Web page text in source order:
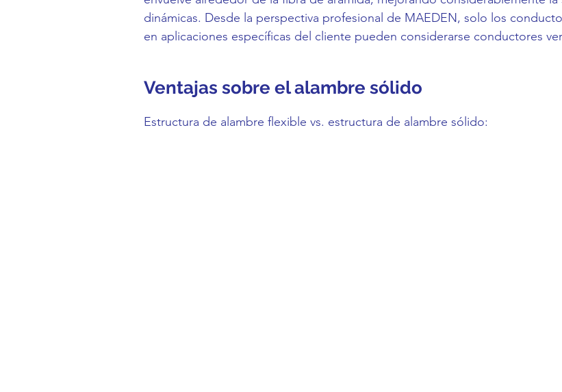
dinámicas. Desde la perspectiva profesional de MAEDEN, solo los
en aplicaciones específicas del cliente pueden considerarse conductores
Ventajas sobre el alambre sólido
Estructura de alambre flexible vs. estructura de alambre sólido: